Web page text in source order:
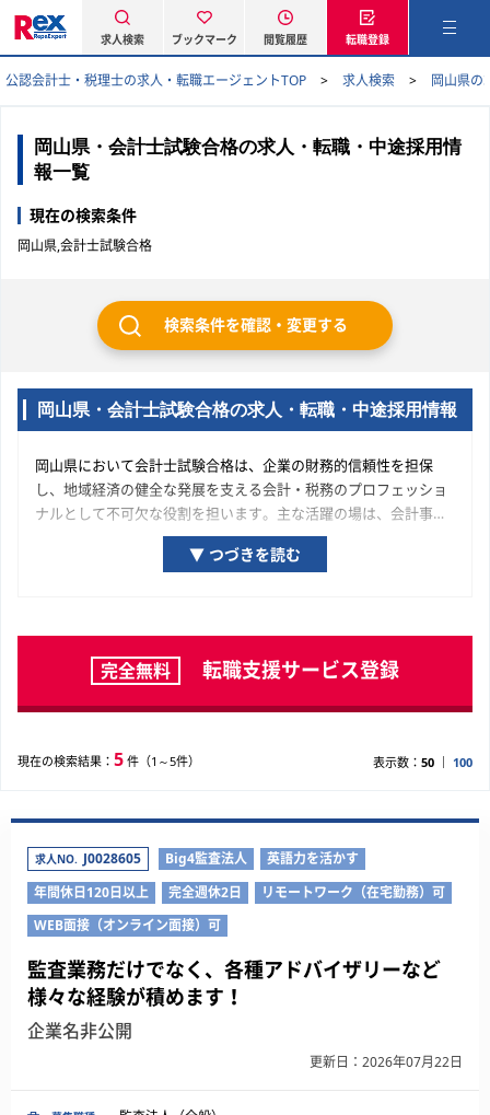
求人検索 ブックマーク 閲覧履歴 転職登録
公認会計士・税理士の求人・転職エージェントTOP 求人検索 岡山県の
岡山県・会計士試験合格の求人・転職・中途採用情
報一覧
現在の検索条件
岡山県,会計士試験合格
検索条件を確認・変更する
岡山県・会計士試験合格の求人・転職・中途採用情報
岡山県において会計士試験合格は、企業の財務的信頼性を担保
し、地域経済の健全な発展を支える会計・税務のプロフェッショ
ナルとして不可欠な役割を担います。主な活躍の場は、会計事務
所や税理士法人といった士業専門組織、そして岡山県の経済を牽
引する優良企業の経理・財務部門です。岡山県の経済を構成する
化させ、市場価値を高めていくために、ぜひ本ページで求人を探
してみてください。
▼ つづきを読む
完全無料 転職支援サービス登録
現在の検索結果： 5 件（1～5件） 表示数： 50 100
求人NO. J0028605 Big4監査法人
英語力を活かす
年間休日120日以上
完全週休2日
リモートワーク（在宅勤務）可
WEB面接（オンライン面接）可
監査業務だけでなく、各種アドバイザリーなど
様々な経験が積めます！
企業名非公開
更新日：2026年07月22日